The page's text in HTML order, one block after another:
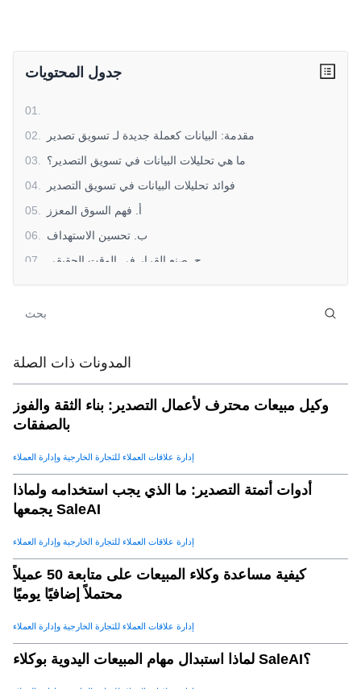
جدول المحتويات
01
02
مقدمة: البيانات كعملة جديدة لـ تسويق تصدير
03
ما هي تحليلات البيانات في تسويق التصدير؟
04
فوائد تحليلات البيانات في تسويق التصدير
05
أ. فهم السوق المعزز
06
ب. تحسين الاستهداف
07
ج. صنع القرار في الوقت الحقيقي
08.
d. تحسين التكلفة
09.
11
أ. بيانات التجارة
12. ب. تحليلات الموقع
13. ج. مقاييس وسائل التواصل الاجتماعي
15 .
e. قواعد بيانات الطرف الثالث
16.
كيف saleai يمكّن المصدرين من تحليلات البيانات
17. أ. رؤى السوق الشاملة
18
ب. تحليل سلوك المشتري
19. ج. تتبع أداء الحملة
20
d. التحليلات التنبؤية
خطوات لإنشاء تسويق تصدير البيانات الاستراتيجية
23.
أ. حدد أهدافك
24
ب. جمع البيانات ذات الصلة
المدونات ذات الصلة
وكيل مبيعات محترف لأعمال التصدير: بناء الثقة والفوز
بالصفقات
إدارة علاقات العملاء للتجارة الخارجية وإدارة العملاء
أدوات أتمتة التصدير: ما الذي يجب استخدامه ولماذا
يجمعها SaleAI
إدارة علاقات العملاء للتجارة الخارجية وإدارة العملاء
كيفية مساعدة وكلاء المبيعات على متابعة 50 عميلاً
محتملاً إضافيًا يوميًا
إدارة علاقات العملاء للتجارة الخارجية وإدارة العملاء
لماذا استبدال مهام المبيعات اليدوية بوكلاء SaleAI؟